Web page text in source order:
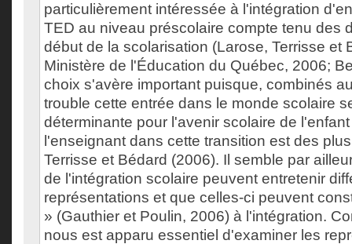
particulièrement intéressée à l'intégration
TED au niveau préscolaire compte tenu des
début de la scolarisation (Larose, Terrisse et
Ministère de l'Éducation du Québec, 2006;
choix s'avère important puisque, combinés
trouble cette entrée dans le monde scolaire
déterminante pour l'avenir scolaire de
l'enseignant dans cette transition est des
Terrisse et Bédard (2006). Il semble par
de l'intégration scolaire peuvent entretenir
représentations et que celles-ci peuvent
» (Gauthier et Poulin, 2006) à l'intégration.
nous est apparu essentiel d'examiner les